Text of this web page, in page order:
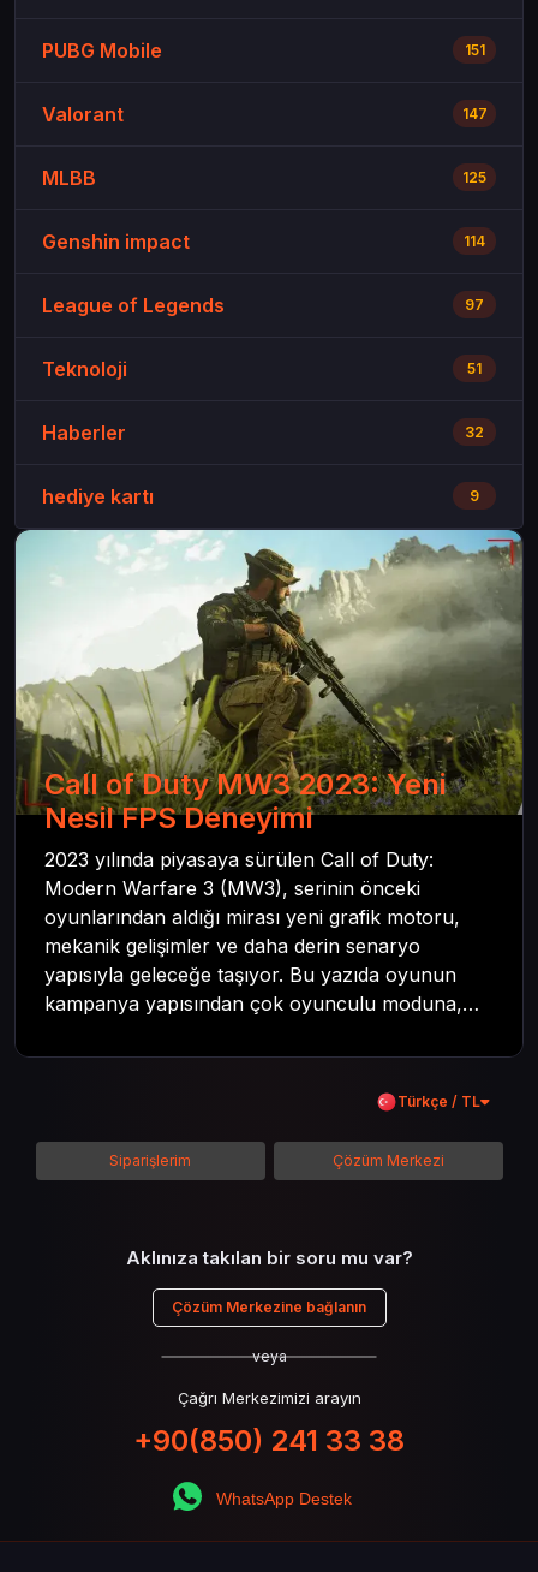
PUBG Mobile 151
Valorant 147
MLBB 125
Genshin impact 114
League of Legends 97
Teknoloji 51
Haberler 32
hediye kartı 9
Call of Duty MW3 2023: Yeni
Nesil FPS Deneyimi
2023 yılında piyasaya sürülen Call of Duty:
Modern Warfare 3 (MW3), serinin önceki
oyunlarından aldığı mirası yeni grafik motoru,
mekanik gelişimler ve daha derin senaryo
yapısıyla geleceğe taşıyor. Bu yazıda oyunun
kampanya yapısından çok oyunculu moduna,
kadar her şeyi kapsamaya çalışacaktır. Tüm
içeriği boyunca Call of Duty evreninin
detaylarına inilecek ve steam hediye kartı
kullanımının avantajlarından da bahsedilecektir.
Türkçe / TL
Siparişlerim Çözüm Merkezi
Aklınıza takılan bir soru mu var?
Çözüm Merkezine bağlanın
veya
Çağrı Merkezimizi arayın
+90(850) 241 33 38
WhatsApp Destek